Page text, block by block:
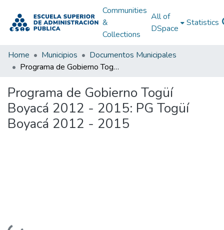
Communities
&
Collections
All of
DSpace
Statistics
Home Municipios
Documentos Municipales
Programa de Gobierno Togüí Boyacá 2012 - 2015: PG Togüí Boyacá 2012 - 2015
Programa de Gobierno Togüí
Boyacá 2012 - 2015: PG Togüí
Boyacá 2012 - 2015